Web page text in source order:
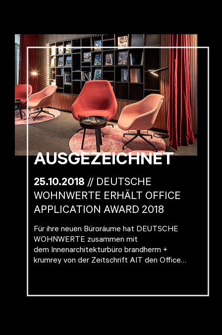
AUSGEZEICHNET
25.10.2018 // DEUTSCHE
WOHNWERTE ERHÄLT OFFICE
APPLICATION AWARD 2018
Für ihre neuen Büroräume hat DEUTSCHE
WOHNWERTE zusammen mit
dem Innenarchitekturbüro brandherm +
krumrey von der Zeitschrift AIT den Office…